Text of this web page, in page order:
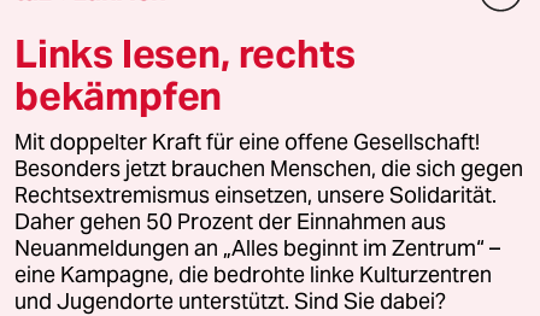
Downloads für Abonnierende
© 2026 taz Verlags und Vertriebs GmbH
Alle Rechte vorbehalten. Bei rechtlichen Fragen oder für Genehmigungen
wenden Sie sich bitte an lizenzen@taz.de
Feedback Redaktionsstatut Kommune-Richtlinien
Leitlinie Informant Datenschutz Impressum AGB
Links lesen, rechts
bekämpfen
Mit doppelter Kraft für eine offene Gesellschaft!
Besonders jetzt brauchen Menschen, die sich gegen
Rechtsextremismus einsetzen, unsere Solidarität.
Daher gehen 50 Prozent der Einnahmen aus
Neuanmeldungen an „Alles beginnt im Zentrum“ –
eine Kampagne, die bedrohte linke Kulturzentren
und Jugendorte unterstützt. Sind Sie dabei?